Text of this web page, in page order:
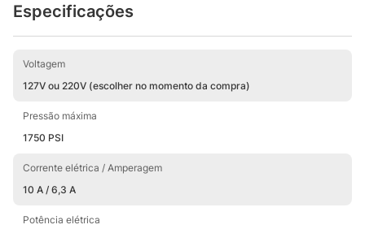
otimizando a movimentação do produto.Para deixar o trabalho
ainda mais dinâmico, ela vem equipada com o engate rápido,
a necessidade de usar ferramentas. Se você procura agilidade
e praticidade para o seu dia a dia, não perca mais tempo e
2200. Wap tem que ser da WAP!
Especificações
Voltagem
127V ou 220V (escolher no momento da compra)
Pressão máxima
1750 PSI
Corrente elétrica / Amperagem
10 A / 6,3 A
Potência elétrica